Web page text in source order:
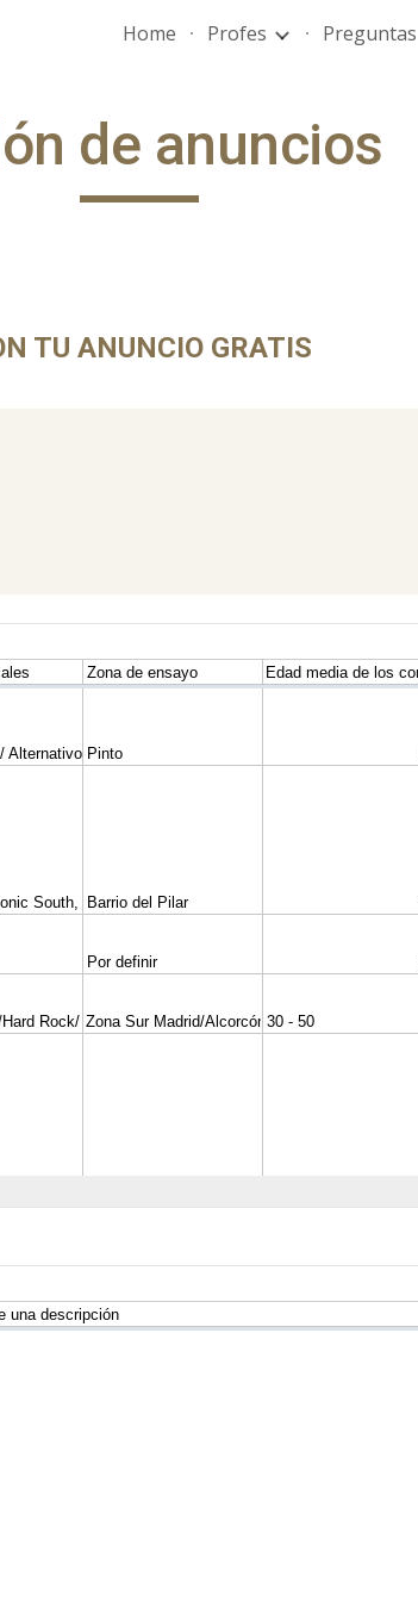
Skip to navigation
Home Profes Preguntas
de anuncios
TU ANUNCIO GRATIS